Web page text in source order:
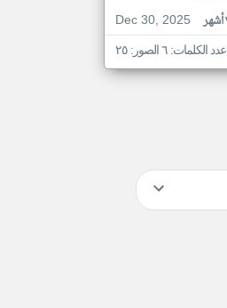
Dec 30, 2025
عدد الكلمات: ٦ الصور: ٢٥